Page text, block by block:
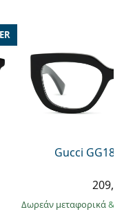
Gucci
Δωρεάν μεταφορικά&